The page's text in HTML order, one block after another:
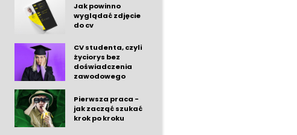
Jak powinno
wyglądać zdjęcie
do cv
CV studenta, czyli
życiorys bez
doświadczenia
zawodowego
Pierwsza praca -
jak zacząć szukać
krok po kroku